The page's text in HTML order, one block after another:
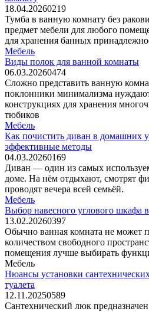
18.04.20260219
Тумба в ванную комнату без
предмет мебели для любого
для хранения банных
Мебель
Виды полок для ванной комнаты
06.03.20260474
Сложно представить ванную
поклонники минимализма
конструкциях для хранения
тюбиков
Мебель
Как почистить диван в домашних
эффективные методы
04.03.20260169
Диван — один из самых
доме. На нём отдыхают, смотрят
проводят вечера всей семьёй.
Мебель
Выбор навесного углового шкафа
13.02.20260397
Обычно ванная комната не может
количеством свободного
помещения лучше выбирать
Мебель
Нюансы установки
туалета
12.11.20250589
Сантехнический люк